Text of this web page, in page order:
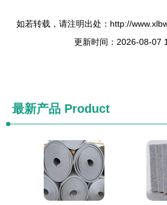
如若转载，请注明出处：http://
更新时间：2026-08-07
最新产品 Product